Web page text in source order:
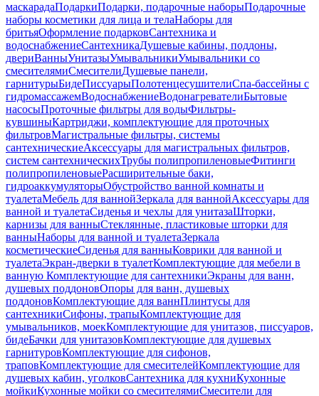
маскарадаПодаркиПодарки, подарочные наборыПодарочные
наборы косметики для лица и телаНаборы для
бритьяОформление подарковСантехника и
водоснабжениеСантехникаДушевые кабины, поддоны,
двериВанныУнитазыУмывальникиУмывальники со
смесителямиСмесителиДушевые панели,
гарнитурыБидеПиссуарыПолотенцесушителиСпа-бассейны с
гидромассажемВодоснабжениеВодонагревателиБытовые
насосыПроточные фильтры для водыФильтры-
кувшиныКартриджи, комплектующие для проточных
фильтровМагистральные фильтры, системы
сантехническиеАксессуары для магистральных фильтров,
систем сантехническихТрубы полипропиленовыеФитинги
полипропиленовыеРасширительные баки,
гидроаккумуляторыОбустройство ванной комнаты и
туалетаМебель для ваннойЗеркала для ваннойАксессуары для
ванной и туалетаСиденья и чехлы для унитазаШторки,
карнизы для ванныСтеклянные, пластиковые шторки для
ванныНаборы для ванной и туалетаЗеркала
косметическиеСиденья для ванныКоврики для ванной и
туалетаЭкран-дверки в туалетКомплектующие для мебели в
ванную Комплектующие для сантехникиЭкраны для ванн,
душевых поддоновОпоры для ванн, душевых
поддоновКомплектующие для ваннПлинтусы для
сантехникиСифоны, трапыКомплектующие для
умывальников, моекКомплектующие для унитазов, писсуаров,
бидеБачки для унитазовКомплектующие для душевых
гарнитуровКомплектующие для сифонов,
траповКомплектующие для смесителейКомплектующие для
душевых кабин, уголковСантехника для кухниКухонные
мойкиКухонные мойки со смесителямиСмесители для